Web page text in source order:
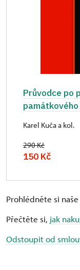
Průvodce po
Karel Kuča a kol.
290 Kč
150 Kč
Prohlédněte si naše
Přečtěte si, jak
Odstoupit od